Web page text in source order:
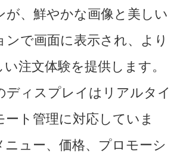
が、鮮やかな画像と美しい
ンで画面に表示され、より
注文体験を提供します。
ディスプレイはリアルタイ
ート管理に対応していま
ニュー、価格、プロモーシ